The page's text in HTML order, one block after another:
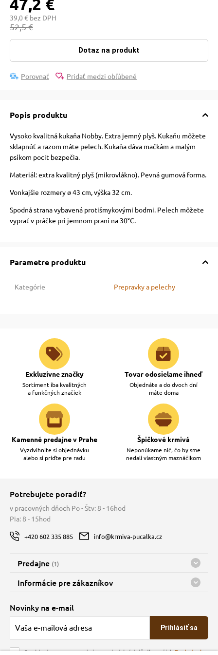
a ohlávky
psov
so psom
47,2 €
39,0 € bez DPH
52,5 €
Dotaz na produkt
Porovnať Pridať medzi obľúbené
Popis produktu
Vysoko kvalitná kukaňa Nobby. Extra jemný plyš. Kukaňu môžete
sklapnúť a razom máte pelech. Kukaňa dáva mačkám a malým
psíkom pocit bezpečia.
Materiál: extra kvalitný plyš (mikrovlákno). Pevná gumová forma.
Vonkajšie rozmery ø 43 cm, výška 32 cm.
Spodná strana vybavená protišmykovými bodmi. Pelech môžete
vyprať v práčke pri jemnom praní na 30°C.
Parametre produktu
Kategórie Prepravky a pelechy
Exkluzívne značky
Sortiment iba kvalitných
a funkčných značiek
Tovar odosielame ihneď
Objednáte a do dvoch dní
máte doma
Kamenné predajne v Prahe
Vyzdvihnite si objednávku
alebo si príďte pre radu
Špičkové krmivá
Neponúkame nič, čo by sme
nedali vlastným maznáčikom
Potrebujete poradiť?
v pracovných dňoch Po - Štv: 8 - 16hod
Pia: 8 - 15hod
+420 602 335 885 info@krmiva-pucalka.cz
Predajne (1)
Predajňa a sklad Kbely
Bohužiaľ, momentálne máme zatvorené
Informácie pre zákazníkov
O spoločnosti
Veľkoobchod
Obchodné podmienky
Novinky na e-mail
Prihlásiť sa
Souhlasím se zpracováním osobních údajů dle našichPodmínek